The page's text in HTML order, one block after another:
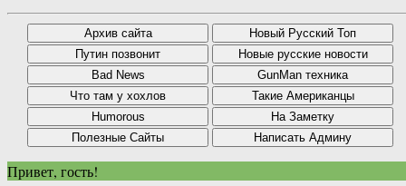
Привет, гость!